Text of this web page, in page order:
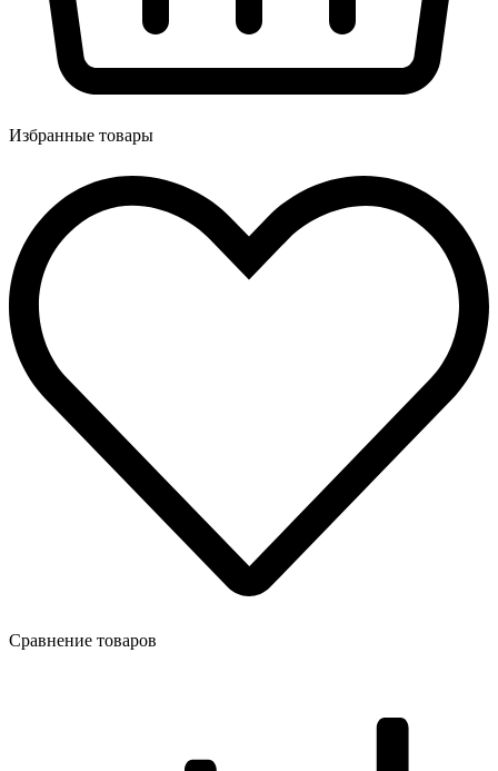
Избранные товары
Сравнение товаров